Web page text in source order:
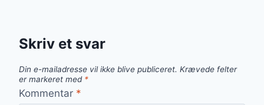
Skriv et svar
Din e-mailadresse vil ikke blive publiceret. Krævede felter
er markeret med *
Kommentar *